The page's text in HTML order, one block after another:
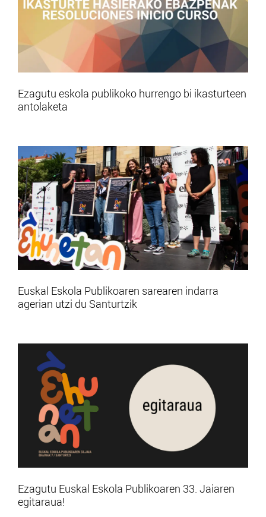
Ezagutu eskola publikoko hurrengo bi ikasturteen
antolaketa
Euskal Eskola Publikoaren sarearen indarra
agerian utzi du Santurtzik
Ezagutu Euskal Eskola Publikoaren 33. Jaiaren
egitaraua!